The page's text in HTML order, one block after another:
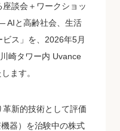
談会＋ワークショッ
AIと高齢社会、生活
ス」を、2026年5月
崎タワー内 Uvance
ます。
新的技術として評価
器）を治験中の株式